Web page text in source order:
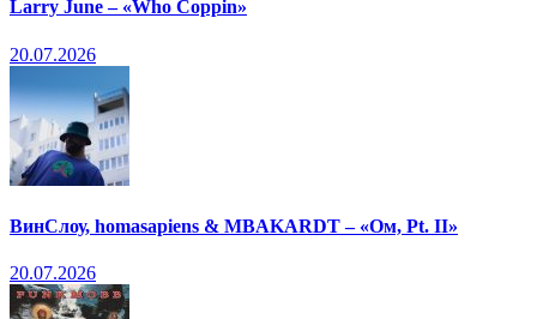
Larry June – «Who Coppin»
20.07.2026
ВинСлоу, homasapiens & MBAKARDT – «Ом, Pt. II»
20.07.2026